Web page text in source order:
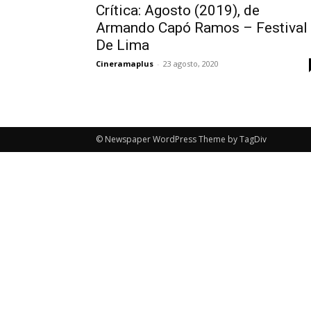
Crítica: Agosto (2019), de
Armando Capó Ramos – Festival
De Lima
Cineramaplus - 23 agosto, 2020
© Newspaper WordPress Theme by TagDiv